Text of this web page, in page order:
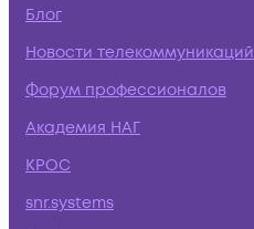
Блог
Новости телекоммуникаций
Форум профессионалов
Академия НАГ
КРОС
snr.systems